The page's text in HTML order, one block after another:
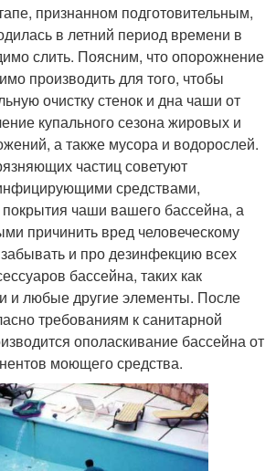
признанном подготовительным,
в летний период времени в
слить. Поясним, что опорожнение
производить для того, чтобы
очистку стенок и дна чаши от
купального сезона жировых и
а также мусора и водорослей.
частиц советуют
средствами,
чаши вашего бассейна, а
причинить вред человеческому
и про дезинфекцию всех
бассейна, таких как
и любые другие элементы. После
требованиям к санитарной
ополаскивание бассейна от
моющего средства.